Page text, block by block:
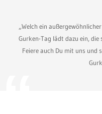
„Welch ein
Gurken-Tag lädt dazu ein, die
Feiere auch Du mit uns und